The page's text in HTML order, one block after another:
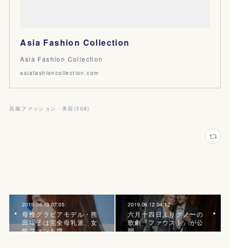
Asia Fashion Collection
Asia Fashion Collection
asiafashioncollection.com
高級ファッション・美容 (308)
2019.06.13 07:05
母性グラビアモデル・熊
田曜子は完全母乳派、女
性ファンも増
2019.06.12 04:12
六月十四日よりグノーの
歌劇『ファウスト』が公
開